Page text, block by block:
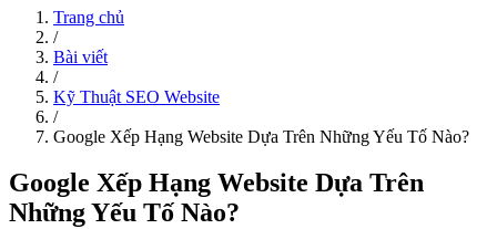
Trang chủ
/
Bài viết
/
Kỹ Thuật SEO Website
/
Google Xếp Hạng Website Dựa Trên Những Yếu Tố Nào?
Google Xếp Hạng Website Dựa Trên
Những Yếu Tố Nào?